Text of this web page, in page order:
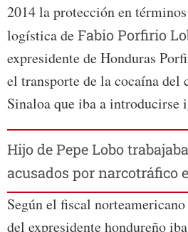
2014 la protección en
logística deFabio Porfirio
expresidente de Honduras
el transporte de la cocaína del
Sinaloa que iba a introducirse
Hijo de Pepe Lobo
acusados por narcotráfico
Según el fiscal
del expresidente hondureño